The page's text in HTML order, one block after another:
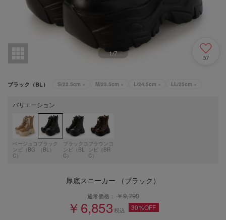
1/7
57
ブラック（BL） S/22.5cm × M/23.5cm × L/24.5cm × LL/25cm ×
バリエーション
ベージュコ
ンビ（BG
C）
ブラック
（BL）
ブラックコ
ンビ（BL
C）
ブラウンコ
ンビ（BR
C）
厚底スニーカー （ブラック）
通常価格：￥9,790
￥6,853税込 30%OFF